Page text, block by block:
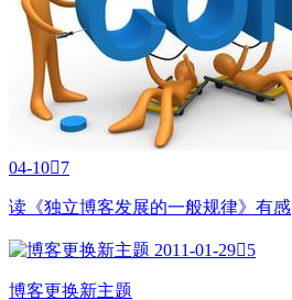
04-107
读《独立博客发展的一般规律》有感
2011-01-295
博客更换新主题